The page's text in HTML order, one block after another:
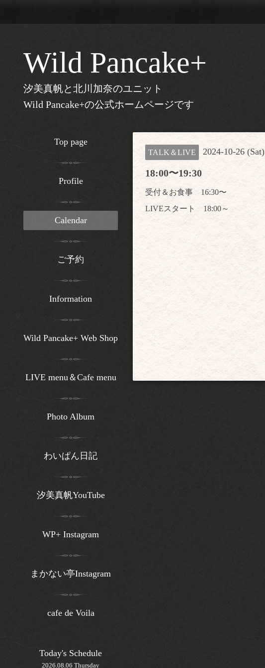
Wild Pancake+
汐美真帆と北川加奈のユニット
Wild Pancake+の公式ホームページです
TALK＆LIVE 2024-10-26 (Sat)
18:00〜19:30
受付＆お食事 16:30〜
LIVEスタート 18:00～
Top page
Profile
Calendar
ご予約
Information
Wild Pancake+ Web Shop
LIVE menu＆Cafe menu
Photo Album
わいぱん日記
汐美真帆YouTube
WP+ Instagram
まかない亭Instagram
cafe de Voila
Today's Schedule
2026.08.06 Thursday